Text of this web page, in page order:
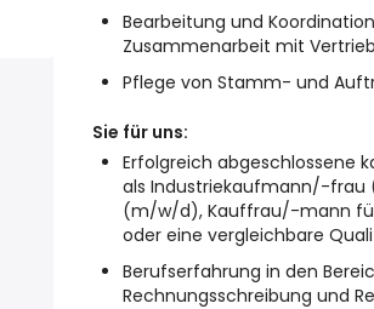
Bearbeitung und
Zusammenarbeit mit
Pflege von Stamm- und
Sie für uns:
Erfolgreich abgeschlossene
als Industriekaufmann/-
(m/w/d), Kauffrau/-mann
oder eine vergleichbare
Berufserfahrung in den
Rechnungsschreibung und